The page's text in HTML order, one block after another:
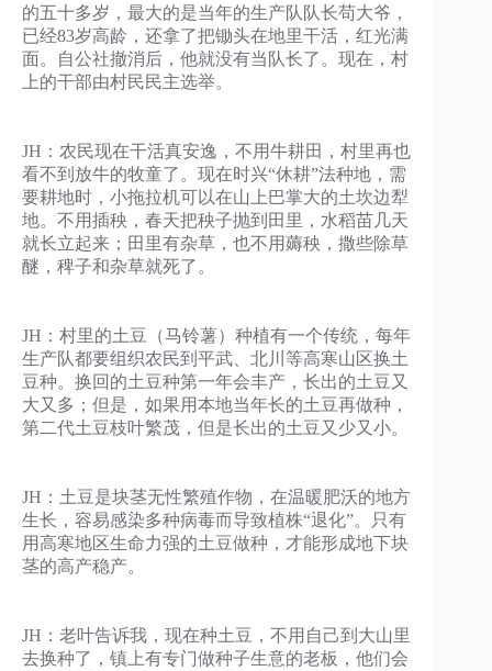
的五十多岁，最大的是当年的生产队队长苟大爷，
已经83岁高龄，还拿了把锄头在地里干活，红光满
面。自公社撤消后，他就没有当队长了。现在，村
上的干部由村民民主选举。
JH：农民现在干活真安逸，不用牛耕田，村里再也
看不到放牛的牧童了。现在时兴“休耕”法种地，需
要耕地时，小拖拉机可以在山上巴掌大的土坎边犁
地。不用插秧，春天把秧子抛到田里，水稻苗几天
就长立起来；田里有杂草，也不用薅秧，撒些除草
醚，稗子和杂草就死了。
JH：村里的土豆（马铃薯）种植有一个传统，每年
生产队都要组织农民到平武、北川等高寒山区换土
豆种。换回的土豆种第一年会丰产，长出的土豆又
大又多；但是，如果用本地当年长的土豆再做种，
第二代土豆枝叶繁茂，但是长出的土豆又少又小。
JH：土豆是块茎无性繁殖作物，在温暖肥沃的地方
生长，容易感染多种病毒而导致植株“退化”。只有
用高寒地区生命力强的土豆做种，才能形成地下块
茎的高产稳产。
JH：老叶告诉我，现在种土豆，不用自己到大山里
去换种了，镇上有专门做种子生意的老板，他们会